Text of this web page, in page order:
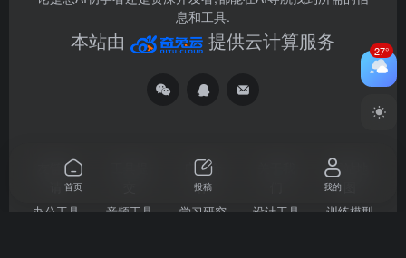
息和工具.
本站由 提供云计算服务
友链申
办公工具
音频工具
广告合
作
学习研究
设计工具
网站地
训练模型
27°
首页 投稿 我的